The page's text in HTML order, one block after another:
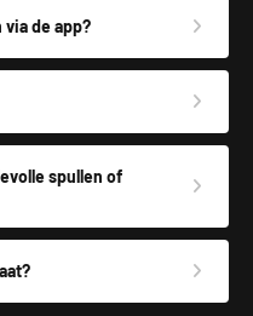
de app?
spullen of